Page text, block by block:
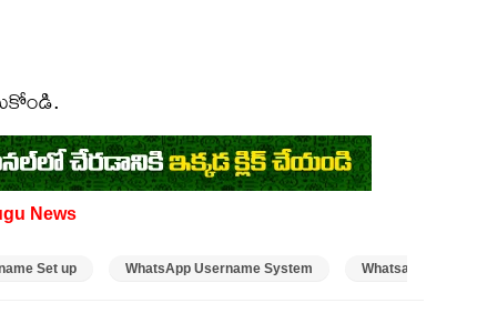
News
Set up WhatsApp Username System Whatsapp Users